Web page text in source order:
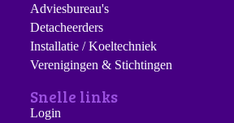
Adviesbureau's
Detacheerders
Installatie / Koeltechniek
Verenigingen & Stichtingen
Snelle links
Login